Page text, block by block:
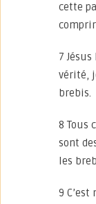
cette
7
vérité,
brebis.
8 Tous
sont
les
9